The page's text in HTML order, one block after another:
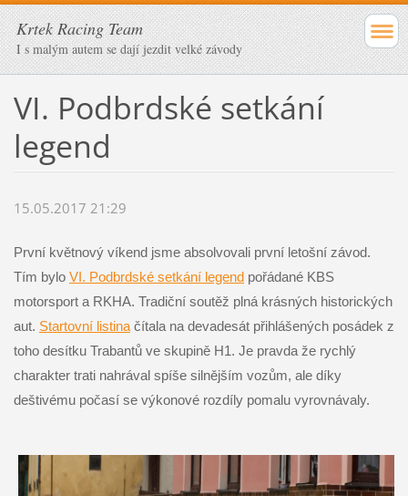
Krtek Racing Team
I s malým autem se dají jezdit velké závody
VI. Podbrdské setkání
legend
15.05.2017 21:29
První květnový víkend jsme absolvovali první letošní závod.
Tím bylo VI. Podbrdské setkání legendpořádané KBS
motorsport a RKHA. Tradiční soutěž plná krásných historických
aut. Startovní listinačítala na devadesát přihlášených posádek z
toho desítku Trabantů ve skupině H1. Je pravda že rychlý
charakter trati nahrával spíše silnějším vozům, ale díky
deštivému počasí se výkonové rozdíly pomalu vyrovnávaly.